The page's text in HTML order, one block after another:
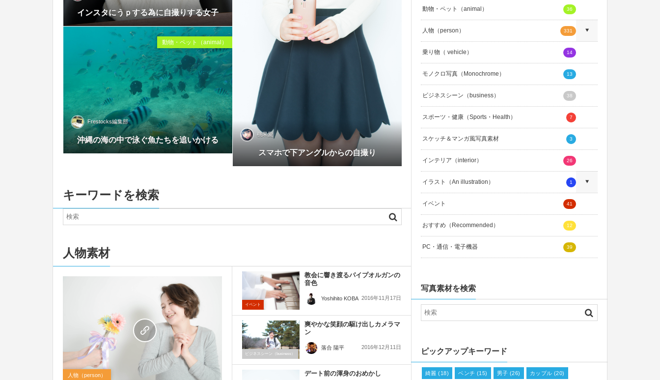
インスタにうｐする為に自撮りする女子
桃果愛
スマホで下アングルからの自撮り
Frestocks編集部
沖縄の海の中で泳ぐ魚たちを追いかける
Dec
2015
動物・ペット（animal）
0
キーワードを検索
人物素材
人物（person）
イベント
教会に響き渡るパイプオルガンの
音色
Yoshihito KOBA 2016年11月17日
ビジネスシーン（business）
爽やかな笑顔の駆け出しカメラマ
ン
落合 陽平 2016年12月11日
デート前の渾身のおめかし
動物・ペット（animal） 36
人物（person） 331
乗り物（ vehicle） 14
モノクロ写真（Monochrome） 13
ビジネスシーン（business） 38
スポーツ・健康（Sports・Health） 7
スケッチ＆マンガ風写真素材 3
インテリア（interior） 26
イラスト（An illustration） 1
イベント 41
おすすめ（Recommended） 12
PC・通信・電子機器 39
写真素材を検索
ピックアップキーワード
綺麗 (18) ベンチ (15) 男子 (26) カップル (20)